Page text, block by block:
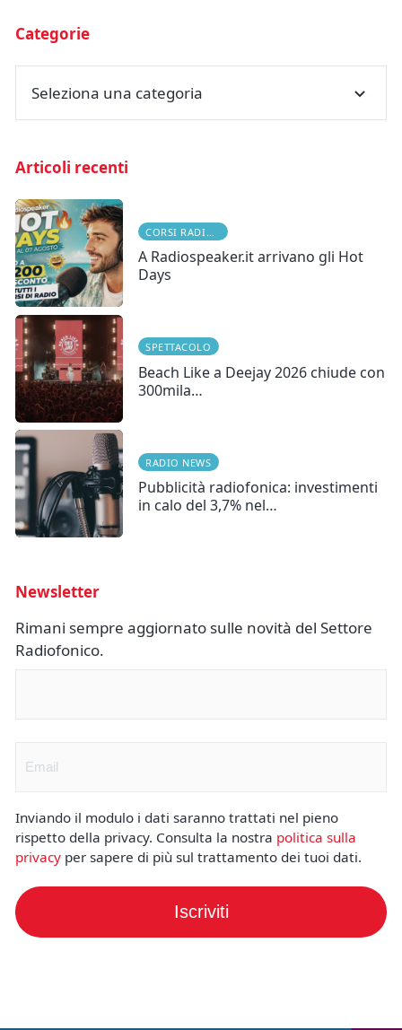
Categorie
Seleziona una categoria
Articoli recenti
A Radiospeaker.it arrivano gli Hot
Days
SPETTACOLO
Beach Like a Deejay 2026 chiude con
300mila…
RADIO NEWS
Pubblicità radiofonica: investimenti
in calo del 3,7% nel…
Newsletter
Rimani sempre aggiornato sulle novità del Settore
Radiofonico.
Inviando il modulo i dati saranno trattati nel pieno
rispetto della privacy. Consulta la nostra politica sulla
privacy per sapere di più sul trattamento dei tuoi dati.
Iscriviti